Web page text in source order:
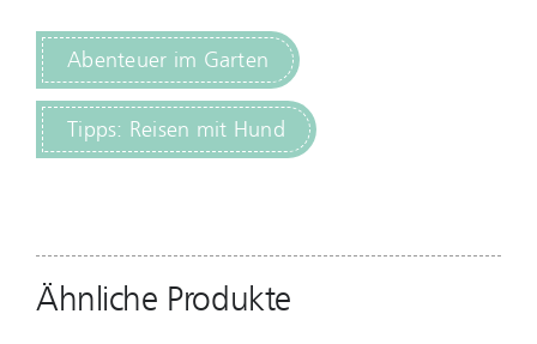
Abenteuer im Garten
Tipps: Reisen mit Hund
Ähnliche Produkte